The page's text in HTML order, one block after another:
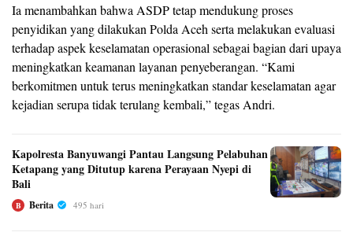
Ia menambahkan bahwa ASDP tetap mendukung proses
penyidikan yang dilakukan Polda Aceh serta melakukan evaluasi
terhadap aspek keselamatan operasional sebagai bagian dari upaya
meningkatkan keamanan layanan penyeberangan. “Kami
berkomitmen untuk terus meningkatkan standar keselamatan agar
kejadian serupa tidak terulang kembali,” tegas Andri.
Kapolresta Banyuwangi Pantau Langsung Pelabuhan
Ketapang yang Ditutup karena Perayaan Nyepi di
Bali
B Berita 495 hari